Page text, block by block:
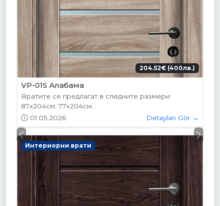
204.52€ (400лв.)
VP-01S Алабама
Вратите се предлагат в следните размери:
87х204см. 77х204см...
01.05.2026
Detayları Gör →
Интериорни врати
Previous Next